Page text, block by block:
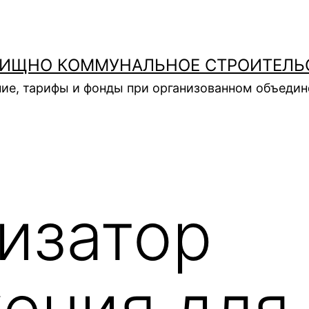
КОММУНАЛЬНОЕ
тарифы и фонды при организованном